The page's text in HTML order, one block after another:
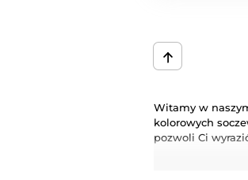
Witamy w
kolorowych
pozwoli Ci